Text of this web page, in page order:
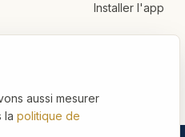
Installer l'app
aussi mesurer
la politique de